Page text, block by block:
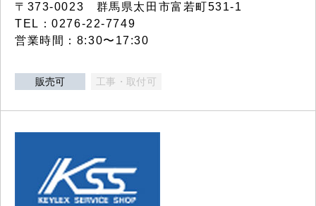
〒373-0023 群馬県太田市富若町531-1
TEL：0276-22-7749
営業時間：8:30〜17:30
販売可 工事・取付可